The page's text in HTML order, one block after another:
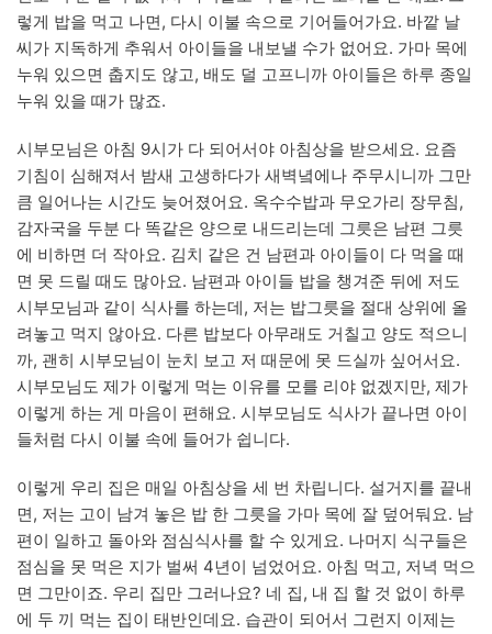
렇게 밥을 먹고 나면, 다시 이불 속으로 기어들어가요. 바깥 날
씨가 지독하게 추워서 아이들을 내보낼 수가 없어요. 가마 목에
누워 있으면 춥지도 않고, 배도 덜 고프니까 아이들은 하루 종일
누워 있을 때가 많죠.
시부모님은 아침 9시가 다 되어서야 아침상을 받으세요. 요즘
기침이 심해져서 밤새 고생하다가 새벽녘에나 주무시니까 그만
큼 일어나는 시간도 늦어졌어요. 옥수수밥과 무오가리 장무침,
감자국을 두분 다 똑같은 양으로 내드리는데 그릇은 남편 그릇
에 비하면 더 작아요. 김치 같은 건 남편과 아이들이 다 먹을 때
면 못 드릴 때도 많아요. 남편과 아이들 밥을 챙겨준 뒤에 저도
시부모님과 같이 식사를 하는데, 저는 밥그릇을 절대 상위에 올
려놓고 먹지 않아요. 다른 밥보다 아무래도 거칠고 양도 적으니
까, 괜히 시부모님이 눈치 보고 저 때문에 못 드실까 싶어서요.
시부모님도 제가 이렇게 먹는 이유를 모를 리야 없겠지만, 제가
이렇게 하는 게 마음이 편해요. 시부모님도 식사가 끝나면 아이
들처럼 다시 이불 속에 들어가 쉽니다.
이렇게 우리 집은 매일 아침상을 세 번 차립니다. 설거지를 끝내
면, 저는 고이 남겨 놓은 밥 한 그릇을 가마 목에 잘 덮어둬요. 남
편이 일하고 돌아와 점심식사를 할 수 있게요. 나머지 식구들은
점심을 못 먹은 지가 벌써 4년이 넘었어요. 아침 먹고, 저녁 먹으
면 그만이죠. 우리 집만 그러나요? 네 집, 내 집 할 것 없이 하루
에 두 끼 먹는 집이 태반인데요. 습관이 되어서 그런지 이제는